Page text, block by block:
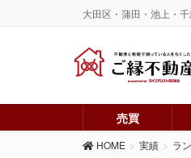
大田区・蒲田・池上・
売買
HOME 実績 ラ